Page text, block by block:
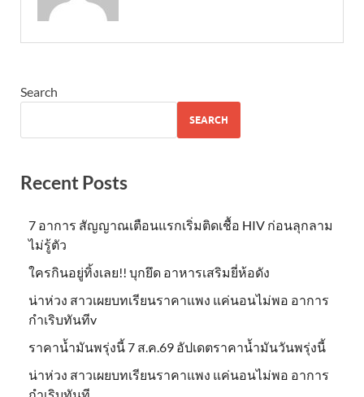
Search
SEARCH
Recent Posts
7 อาการ สัญญาณเตือนแรกเริ่มติดเชื้อ HIV ก่อนลุกลาม
ไม่รู้ตัว
ใครกินอยู่ทิ้งเลย!! บุกยึด อาหารเสริมยี่ห้อดัง
น่าห่วง สาวเผยบทเรียนราคาแพง แค่นอนไม่พอ อาการ
กำเริบทันทีv
ราคาน้ำมันพรุ่งนี้ 7 ส.ค.69 อัปเดตราคาน้ำมันวันพรุ่งนี้
น่าห่วง สาวเผยบทเรียนราคาแพง แค่นอนไม่พอ อาการ